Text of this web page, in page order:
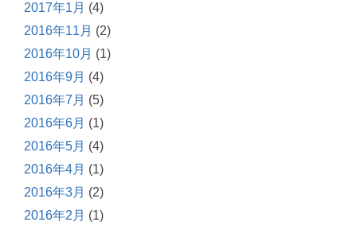
2017年1月 (4)
2016年11月 (2)
2016年10月 (1)
2016年9月 (4)
2016年7月 (5)
2016年6月 (1)
2016年5月 (4)
2016年4月 (1)
2016年3月 (2)
2016年2月 (1)